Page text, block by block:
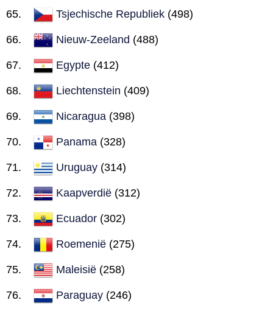
Tsjechische Republiek (498)
Nieuw-Zeeland (488)
Egypte (412)
Liechtenstein (409)
Nicaragua (398)
Panama (328)
Uruguay (314)
Kaapverdië (312)
Ecuador (302)
Roemenië (275)
Maleisië (258)
Paraguay (246)